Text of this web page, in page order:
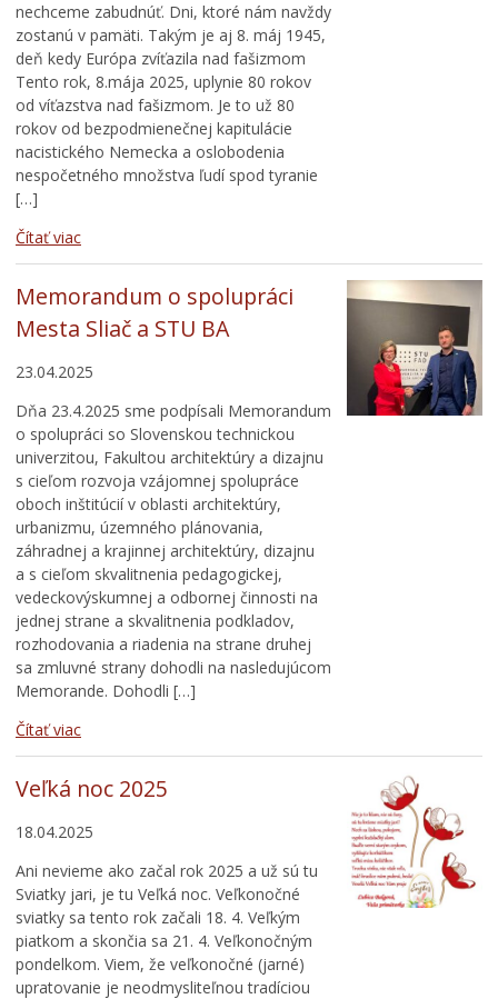
nechceme zabudnúť. Dni, ktoré nám navždy
zostanú v pamäti. Takým je aj 8. máj 1945,
deň kedy Európa zvíťazila nad fašizmom
Tento rok, 8.mája 2025, uplynie 80 rokov
od víťazstva nad fašizmom. Je to už 80
rokov od bezpodmienečnej kapitulácie
nacistického Nemecka a oslobodenia
nespočetného množstva ľudí spod tyranie
[…]
Čítať viac
Memorandum o spolupráci
Mesta Sliač a STU BA
23.04.2025
Dňa 23.4.2025 sme podpísali Memorandum
o spolupráci so Slovenskou technickou
univerzitou, Fakultou architektúry a dizajnu
s cieľom rozvoja vzájomnej spolupráce
oboch inštitúcií v oblasti architektúry,
urbanizmu, územného plánovania,
záhradnej a krajinnej architektúry, dizajnu
a s cieľom skvalitnenia pedagogickej,
vedeckovýskumnej a odbornej činnosti na
jednej strane a skvalitnenia podkladov,
rozhodovania a riadenia na strane druhej
sa zmluvné strany dohodli na nasledujúcom
Memorande. Dohodli […]
Čítať viac
Veľká noc 2025
18.04.2025
Ani nevieme ako začal rok 2025 a už sú tu
Sviatky jari, je tu Veľká noc. Veľkonočné
sviatky sa tento rok začali 18. 4. Veľkým
piatkom a skončia sa 21. 4. Veľkonočným
pondelkom. Viem, že veľkonočné (jarné)
upratovanie je neodmysliteľnou tradíciou